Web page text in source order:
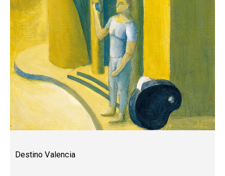
Destino Valencia